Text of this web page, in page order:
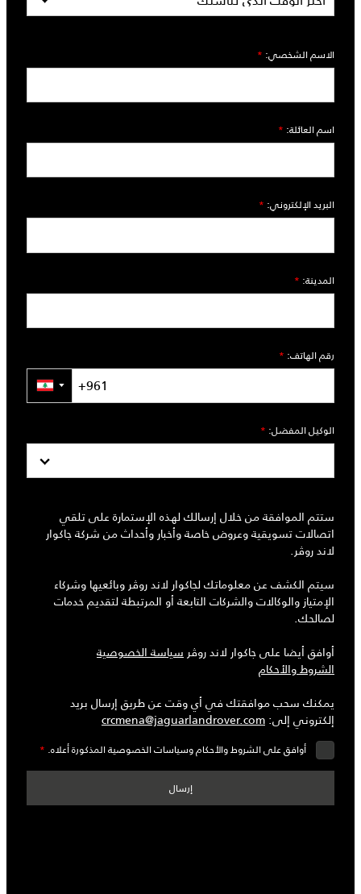
الاسم الشخصي: *
اسم العائلة: *
البريد الإلكتروني: *
المدينة: *
رقم الهاتف: *
▼
الوكيل المفضل: *
ستتم الموافقة من خلال إرسالك لهذه الإستمارة على تلقي
اتصالات تسويقية وعروض خاصة وأخبار وأحداث من شركة جاكوار
لاند روڤر.
سيتم الكشف عن معلوماتك لجاكوار لاند روڤر وبائعيها وشركاء
الإمتياز والوكالات والشركات التابعة أو المرتبطة لتقديم خدمات
لصالحك.
أوافق أيضا على جاكوار لاند روڤر سياسة الخصوصية
الشروط والأحكام
يمكنك سحب موافقتك في أي وقت عن طريق إرسال بريد
إلكتروني إلى: crcmena@jaguarlandrover.com
أوافق على الشروط والأحكام وسياسات الخصوصية المذكورة أعلاه. *